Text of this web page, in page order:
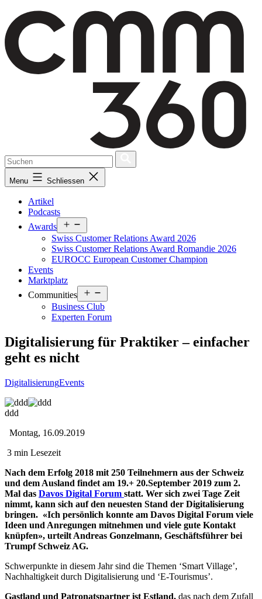
content
Menu Schliessen
Artikel
Podcasts
Awards
menu
Swiss Customer Relations Award 2026
Swiss Customer Relations Award Romandie 2026
EUROCC European Customer Champion
Events
Marktplatz
Communities
menu
Business Club
Experten Forum
Digitalisierung für Praktiker – einfacher
geht es nicht
DigitalisierungEvents
ddd
Montag, 16.09.2019
3 min Lesezeit
Nach dem Erfolg 2018 mit 250 Teilnehmern aus der Schweiz
und dem Ausland findet am 19.+ 20.September 2019 zum 2.
Mal das Davos Digital Forum statt. Wer sich zwei Tage Zeit
nimmt, kann sich auf den neuesten Stand der Digitalisierung
bringen. «Ich persönlich konnte am Davos Digital Forum viele
Ideen und Anregungen mitnehmen und viele gute Kontakt
knüpfen», urteilt Andreas Gonzelmann, Geschäftsführer bei
Trumpf Schweiz AG.
Schwerpunkte in diesem Jahr sind die Themen ‘Smart Village’,
Nachhaltigkeit durch Digitalisierung und ‘E-Tourismus’.
Gastland und Patronatspartner ist Estland, das nach dem Zufall